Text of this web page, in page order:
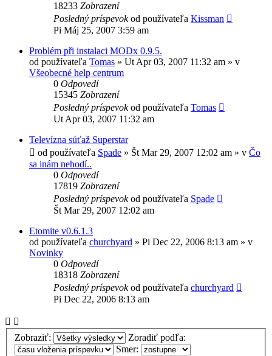
18233 Zobrazení
Posledný príspevokod používateľa Kissman
Pi Máj 25, 2007 3:59 am
Problém při instalaci MODx 0.9.5.
od používateľa Tomas » Ut Apr 03, 2007 11:32 am » v
Všeobecné help centrum
0 Odpovedí
15345 Zobrazení
Posledný príspevokod používateľa Tomas
Ut Apr 03, 2007 11:32 am
Televízna súťaž Superstar
od používateľa Spade » Št Mar 29, 2007 12:02 am » v Čo
sa inám nehodí..
0 Odpovedí
17819 Zobrazení
Posledný príspevokod používateľa Spade
Št Mar 29, 2007 12:02 am
Etomite v0.6.1.3
od používateľa churchyard » Pi Dec 22, 2006 8:13 am » v
Novinky
0 Odpovedí
18318 Zobrazení
Posledný príspevokod používateľa churchyard
Pi Dec 22, 2006 8:13 am
Zobraziť:
Zoradiť podľa:
Smer: